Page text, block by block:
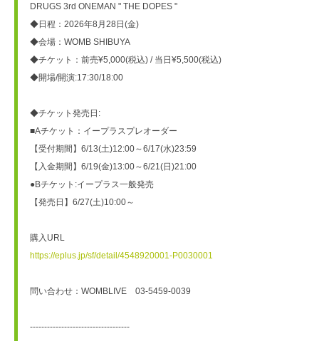
DRUGS 3rd ONEMAN " THE DOPES "
◆日程：2026年8月28日(金)
◆会場：WOMB SHIBUYA
◆チケット：前売¥5,000(税込) / 当日¥5,500(税込)
◆開場/開演:17:30/18:00
◆チケット発売日:
■Aチケット：イープラスプレオーダー
【受付期間】6/13(土)12:00～6/17(水)23:59
【入金期間】6/19(金)13:00～6/21(日)21:00
●Bチケット:イープラス一般発売
【発売日】6/27(土)10:00～
購入URL
https://eplus.jp/sf/detail/4548920001-P0030001
問い合わせ：WOMBLIVE　03-5459-0039
-----------------------------------